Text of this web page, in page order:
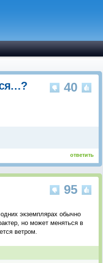
40
ответить
95
экземплярах обычно
но может меняться в
ветром.